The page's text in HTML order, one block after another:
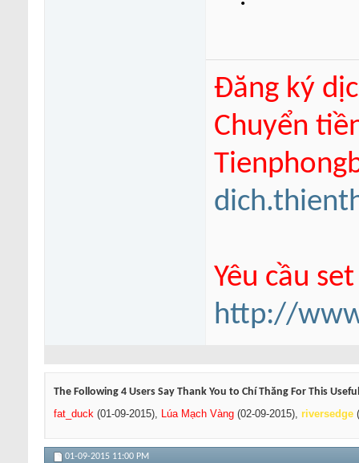
Đăng ký
Chuyển
Yêu cầu
http://
The Following 4 Users Say Thank You to Chí Thăng For This
fat_duck (01-09-2015), Lúa Mạch Vàng (02-09-2015), riversedge
01-09-2015 11:00 PM